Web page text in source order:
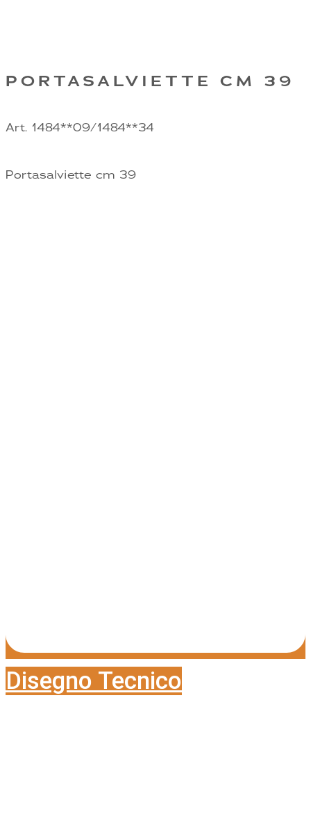
PORTASALVIETTE CM 39
Art. 1484**09/1484**34
Portasalviette cm 39
Disegno Tecnico